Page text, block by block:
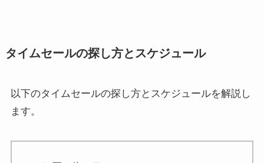
タイムセールの探し方とスケジュール
以下のタイムセールの探し方とスケジュールを解説し
ます。